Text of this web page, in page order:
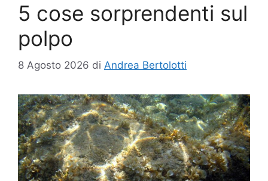
5 cose sorprendenti sul
polpo
8 Agosto 2026 di Andrea Bertolotti